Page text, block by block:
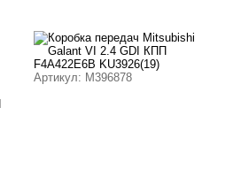
Артикул: M396878